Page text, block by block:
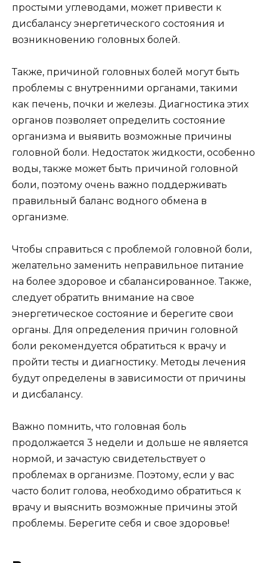
простыми углеводами, может привести к
дисбалансу энергетического состояния и
возникновению головных болей.
Также, причиной головных болей могут быть
проблемы с внутренними органами, такими
как печень, почки и железы. Диагностика этих
органов позволяет определить состояние
организма и выявить возможные причины
головной боли. Недостаток жидкости, особенно
воды, также может быть причиной головной
боли, поэтому очень важно поддерживать
правильный баланс водного обмена в
организме.
Чтобы справиться с проблемой головной боли,
желательно заменить неправильное питание
на более здоровое и сбалансированное. Также,
следует обратить внимание на свое
энергетическое состояние и берегите свои
органы. Для определения причин головной
боли рекомендуется обратиться к врачу и
пройти тесты и диагностику. Методы лечения
будут определены в зависимости от причины
и дисбалансу.
Важно помнить, что головная боль
продолжается 3 недели и дольше не является
нормой, и зачастую свидетельствует о
проблемах в организме. Поэтому, если у вас
часто болит голова, необходимо обратиться к
врачу и выяснить возможные причины этой
проблемы. Берегите себя и свое здоровье!